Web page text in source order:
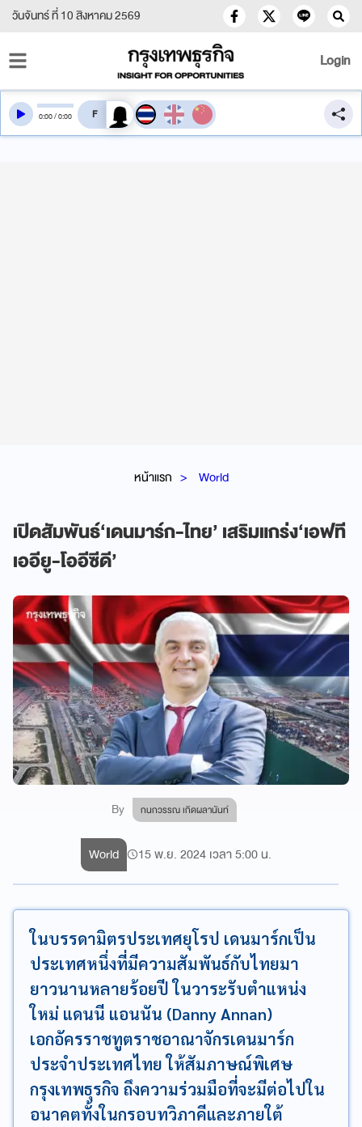
วันจันทร์ ที่ 10 สิงหาคม 2569
Login
หน้าแรก World
เปิดสัมพันธ์‘เดนมาร์ก-ไทย’ เสริมแกร่ง‘เอฟที
เออียู-โออีซีดี’
By กนกวรรณ เกิดผลานันท์
0:00/0:00 สลับเสียงอ่าน
World 15 พ.ย. 2024 เวลา 5:00 น.
ในบรรดามิตรประเทศยุโรป เดนมาร์กเป็น
ประเทศหนึ่งที่มีความสัมพันธ์กับไทยมา
ยาวนานหลายร้อยปี ในวาระรับตำแหน่ง
ใหม่ แดนนี แอนนัน (Danny Annan)
เอกอัครราชทูตราชอาณาจักรเดนมาร์ก
ประจำประเทศไทย ให้สัมภาษณ์พิเศษ
กรุงเทพธุรกิจ ถึงความร่วมมือที่จะมีต่อไปใน
อนาคตทั้งในกรอบทวิภาคีและภายใต้